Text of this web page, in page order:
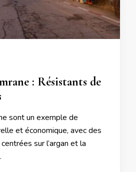
: Résistants de
sont un exemple de
et économique, avec des
sur l’argan et la